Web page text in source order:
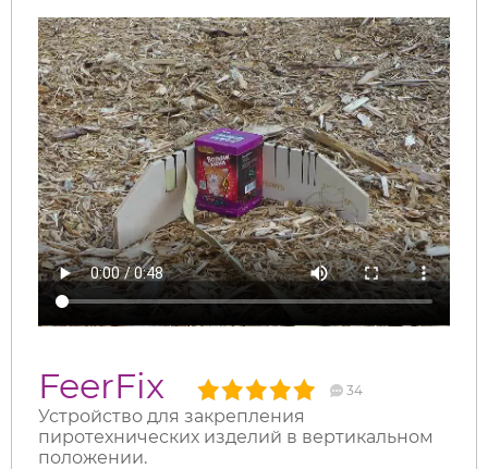
FeerFix 34
Устройство для закрепления
пиротехнических изделий в вертикальном
положении.